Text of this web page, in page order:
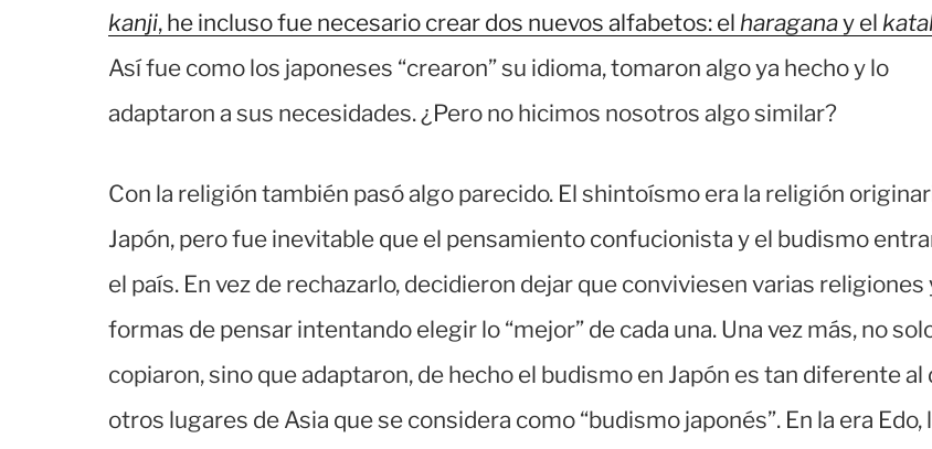
kanji, he incluso fue necesario crear dos nuevos alfabetos: el haraganay el
Así fue como los japoneses “crearon” su idioma, tomaron algo ya hecho y lo
adaptaron a sus necesidades. ¿Pero no hicimos nosotros algo similar?
Con la religión también pasó algo parecido. El shintoísmo era la religión
Japón, pero fue inevitable que el pensamiento confucionista y el budismo
el país. En vez de rechazarlo, decidieron dejar que conviviesen varias religiones
formas de pensar intentando elegir lo “mejor” de cada una. Una vez más, no
copiaron, sino que adaptaron, de hecho el budismo en Japón es tan diferente al
otros lugares de Asia que se considera como “budismo japonés”. En la era Edo,